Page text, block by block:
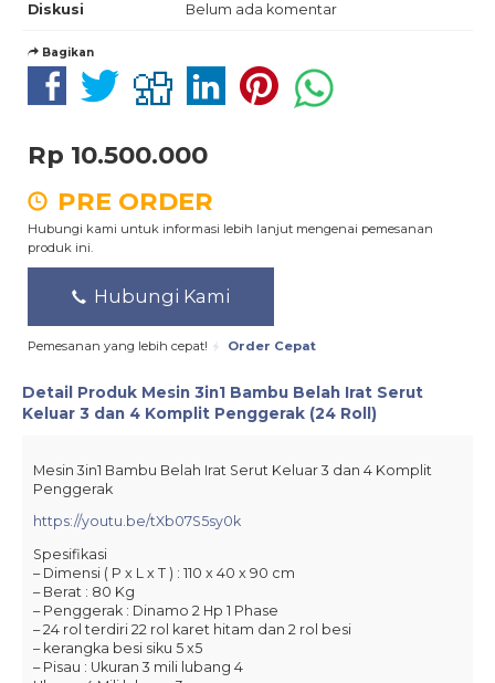
Diskusi Belum ada komentar
Bagikan
Rp 10.500.000
PRE ORDER
Hubungi kami untuk informasi lebih lanjut mengenai pemesanan
produk ini.
Hubungi Kami
Pemesanan yang lebih cepat! Order Cepat
Detail Produk Mesin 3in1 Bambu Belah Irat Serut
Keluar 3 dan 4 Komplit Penggerak (24 Roll)
Mesin 3in1 Bambu Belah Irat Serut Keluar 3 dan 4 Komplit
Penggerak
https://youtu.be/tXb07S5sy0k
Spesifikasi
– Dimensi ( P x L x T ) : 110 x 40 x 90 cm
– Berat : 80 Kg
– Penggerak : Dinamo 2 Hp 1 Phase
– 24 rol terdiri 22 rol karet hitam dan 2 rol besi
– kerangka besi siku 5 x5
– Pisau : Ukuran 3 mili lubang 4